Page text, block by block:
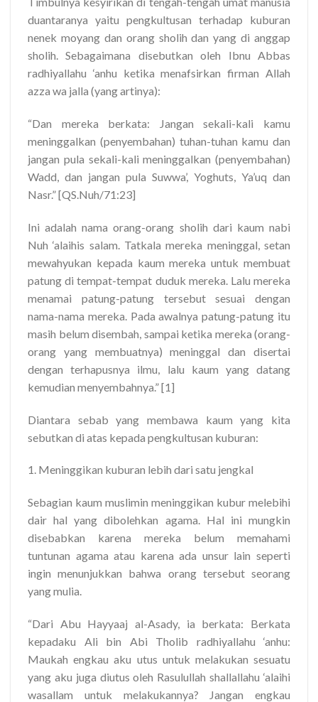
duantaranya yaitu pengkultusan terhadap kuburan
nenek moyang dan orang sholih dan yang di anggap
sholih. Sebagaimana disebutkan oleh Ibnu Abbas
radhiyallahu ‘anhu ketika menafsirkan firman Allah
azza wa jalla (yang artinya):
“Dan mereka berkata: Jangan sekali-kali kamu
meninggalkan (penyembahan) tuhan-tuhan kamu dan
jangan pula sekali-kali meninggalkan (penyembahan)
Wadd, dan jangan pula Suwwa’, Yoghuts, Ya’uq dan
Nasr.” [QS.Nuh/71:23]
Ini adalah nama orang-orang sholih dari kaum nabi
Nuh ‘alaihis salam. Tatkala mereka meninggal, setan
mewahyukan kepada kaum mereka untuk membuat
patung di tempat-tempat duduk mereka. Lalu mereka
menamai patung-patung tersebut sesuai dengan
nama-nama mereka. Pada awalnya patung-patung itu
masih belum disembah, sampai ketika mereka (orang-
orang yang membuatnya) meninggal dan disertai
dengan terhapusnya ilmu, lalu kaum yang datang
kemudian menyembahnya.” [1]
Diantara sebab yang membawa kaum yang kita
sebutkan di atas kepada pengkultusan kuburan:
1. Meninggikan kuburan lebih dari satu jengkal
Sebagian kaum muslimin meninggikan kubur melebihi
dair hal yang dibolehkan agama. Hal ini mungkin
disebabkan karena mereka belum memahami
tuntunan agama atau karena ada unsur lain seperti
ingin menunjukkan bahwa orang tersebut seorang
yang mulia.
“Dari Abu Hayyaaj al-Asady, ia berkata: Berkata
kepadaku Ali bin Abi Tholib radhiyallahu ‘anhu:
Maukah engkau aku utus untuk melakukan sesuatu
yang aku juga diutus oleh Rasulullah shallallahu ‘alaihi
wasallam untuk melakukannya? Jangan engkau